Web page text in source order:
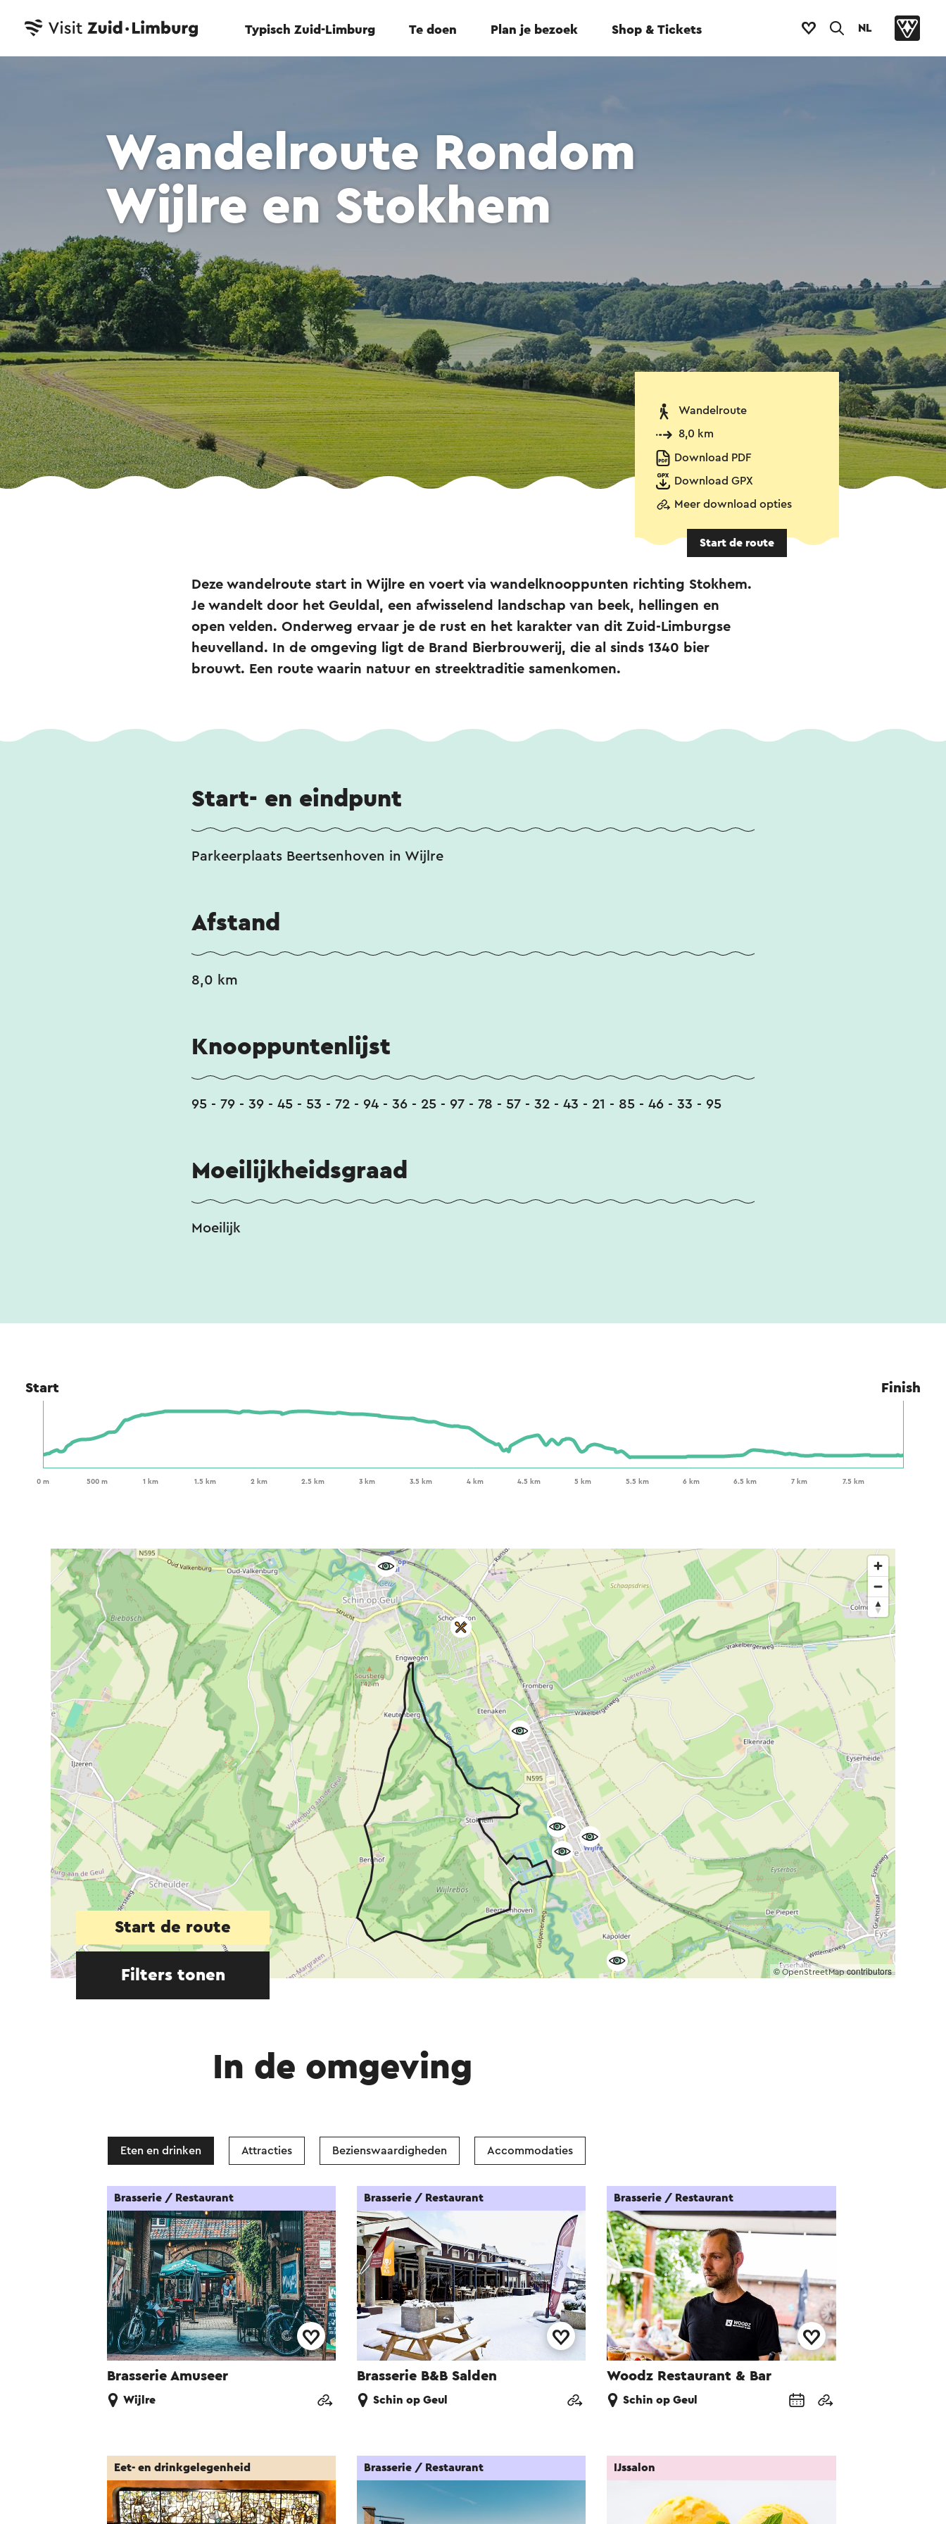
Typisch Zuid-Limburg Te doen Plan je bezoek Shop & Tickets NL
Wandelroute Rondom
Wijlre en Stokhem
Wandelroute
8,0 km
Download PDF
Download GPX
Meer download opties
Start de route
Deze wandelroute start in Wijlre en voert via wandelknooppunten richting Stokhem.
Je wandelt door het Geuldal, een afwisselend landschap van beek, hellingen en
open velden. Onderweg ervaar je de rust en het karakter van dit Zuid-Limburgse
heuvelland. In de omgeving ligt de Brand Bierbrouwerij, die al sinds 1340 bier
brouwt. Een route waarin natuur en streektraditie samenkomen.
Start- en eindpunt
Parkeerplaats Beertsenhoven in Wijlre
Afstand
8,0 km
Knooppuntenlijst
95 - 79 - 39 - 45 - 53 - 72 - 94 - 36 - 25 - 97 - 78 - 57 - 32 - 43 - 21 - 85 - 46 - 33 - 95
Moeilijkheidsgraad
Moeilijk
Start Finish
©OpenStreetMapcontributors
Start de route
Filters tonen
In de omgeving
Eten en drinken Attracties Bezienswaardigheden Accommodaties
Brasserie Amuseer
Brasserie / Restaurant
Wijlre
Brasserie B&B Salden
Brasserie / Restaurant
Schin op Geul
Woodz Restaurant & Bar
Brasserie / Restaurant
Schin op Geul
Eet- en drinkgelegenheid Brasserie / Restaurant IJssalon